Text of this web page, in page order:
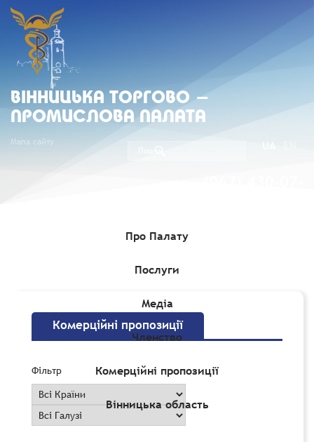
ВIННИЦЬКА ТОРГОВО -
ПРОМИСЛОВА ПАЛАТА
Мапа сайту
Про Палату
Послуги
Медіа
Членство
Комерційні пропозиції
Вінницька область
Комерційні пропозиції
Комерційні пропозиції
Фільтр